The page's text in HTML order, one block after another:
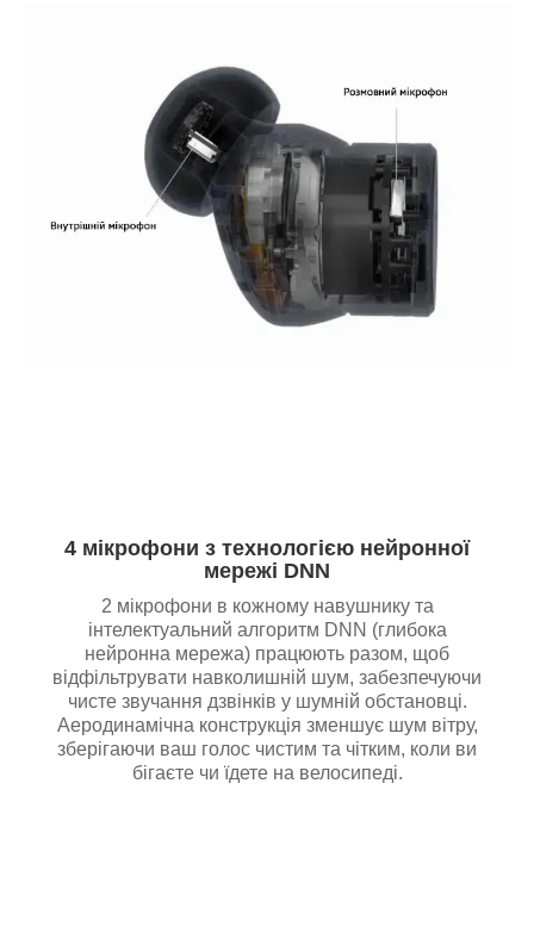
4 мікрофони з технологією нейронної
мережі DNN
2 мікрофони в кожному навушнику та
інтелектуальний алгоритм DNN (глибока
нейронна мережа) працюють разом, щоб
відфільтрувати навколишній шум, забезпечуючи
чисте звучання дзвінків у шумній обстановці.
Аеродинамічна конструкція зменшує шум вітру,
зберігаючи ваш голос чистим та чітким, коли ви
бігаєте чи їдете на велосипеді.